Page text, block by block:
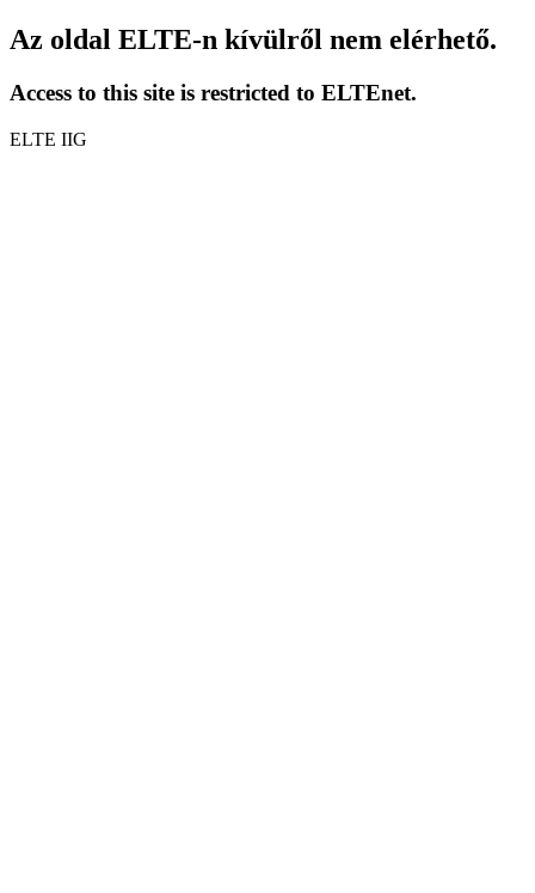
Az oldal ELTE-n kívülről nem elérhető.
Access to this site is restricted to ELTEnet.
ELTE IIG